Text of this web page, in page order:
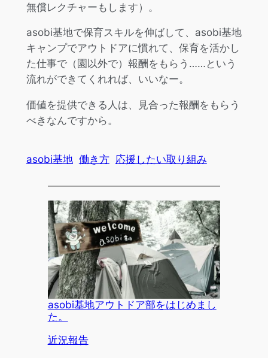
無償レクチャーもします）。
asobi基地で保育スキルを伸ばして、asobi基地
キャンプでアウトドアに慣れて、保育を活かし
た仕事で（園以外で）報酬をもらう……という
流れができてくれれば、いいなー。
価値を提供できる人は、見合った報酬をもらう
べきなんですから。
asobi基地 働き方 応援したい取り組み
asobi基地アウトドア部をはじめまし
た。
関連理由
近況報告